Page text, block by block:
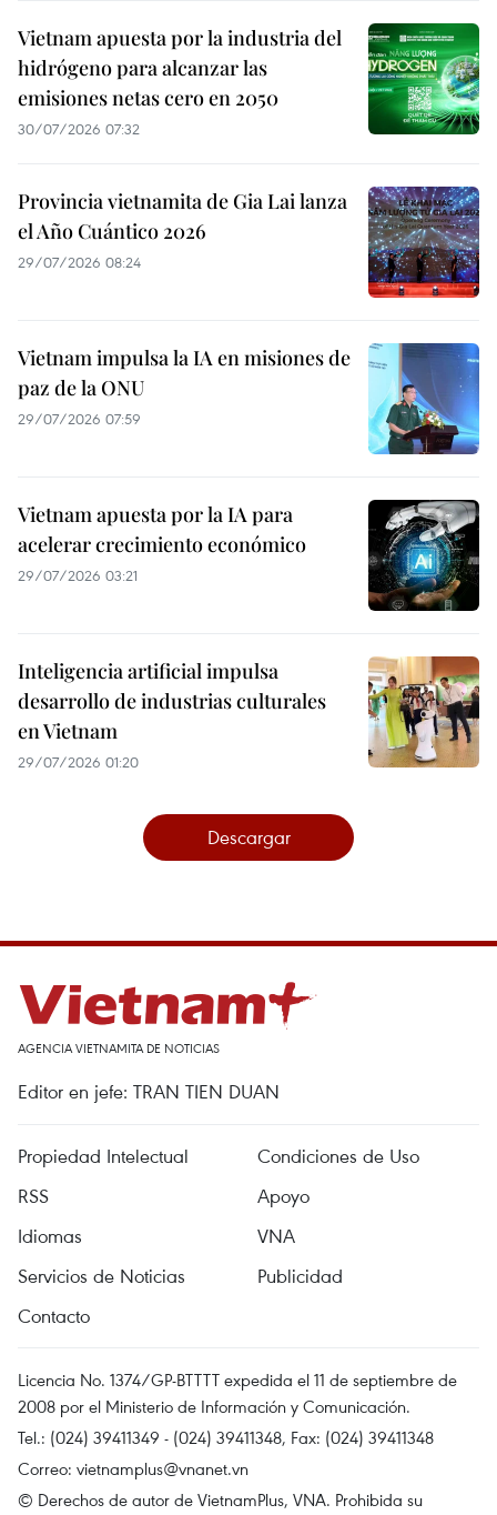
Vietnam apuesta por la industria del
hidrógeno para alcanzar las
emisiones netas cero en 2050
30/07/2026 07:32
Provincia vietnamita de Gia Lai lanza
el Año Cuántico 2026
29/07/2026 08:24
Vietnam impulsa la IA en misiones de
paz de la ONU
29/07/2026 07:59
Vietnam apuesta por la IA para
acelerar crecimiento económico
29/07/2026 03:21
Inteligencia artificial impulsa
desarrollo de industrias culturales
en Vietnam
29/07/2026 01:20
Descargar
AGENCIA VIETNAMITA DE NOTICIAS
Editor en jefe: TRAN TIEN DUAN
Propiedad Intelectual
Condiciones de Uso
RSS
Apoyo
Idiomas
VNA
Servicios de Noticias
Publicidad
Contacto
Licencia No. 1374/GP-BTTTT expedida el 11 de septiembre de
2008 por el Ministerio de Información y Comunicación.
Tel.: (024) 39411349 - (024) 39411348, Fax: (024) 39411348
Correo: vietnamplus@vnanet.vn
© Derechos de autor de VietnamPlus, VNA. Prohibida su